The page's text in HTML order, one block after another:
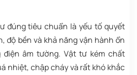
đúng tiêu chuẩn là yếu tố quyết
độ bền và khả năng vận hành ổn
âm tường. Vật tư kém chất
nhiệt, chập cháy và rất khó khắc